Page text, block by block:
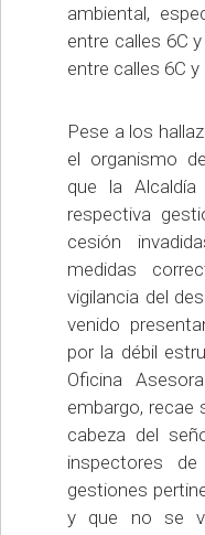
ambiental,
entre calles 6C
entre calles 6C y
Pese a los
el organismo
que la
respectiva
cesión
medidas
vigilancia del
venido
por la débil
Oficina
embargo, recae
cabeza del
inspectores
gestiones
y que no se